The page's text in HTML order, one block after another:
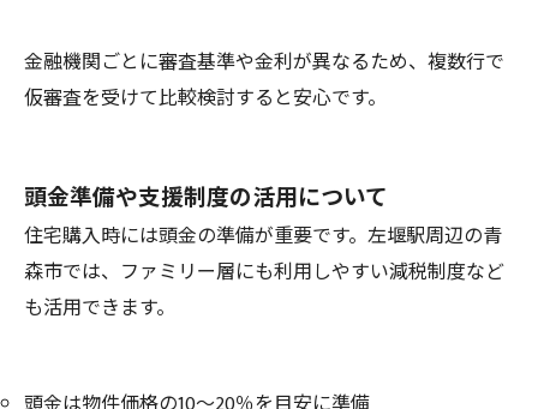
金融機関ごとに審査基準や金利が異なるため、複数行で
仮審査を受けて比較検討すると安心です。
頭金準備や支援制度の活用について
住宅購入時には頭金の準備が重要です。左堰駅周辺の青
森市では、ファミリー層にも利用しやすい減税制度など
も活用できます。